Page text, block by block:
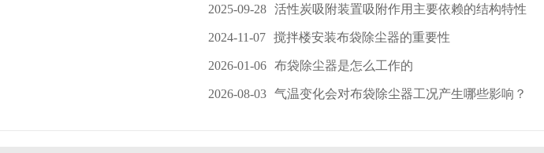
2025-09-28 活性炭吸附装置吸附作用主要依赖的结构特性
2024-11-07 搅拌楼安装布袋除尘器的重要性
2026-01-06 布袋除尘器是怎么工作的
2026-08-03 气温变化会对布袋除尘器工况产生哪些影响？